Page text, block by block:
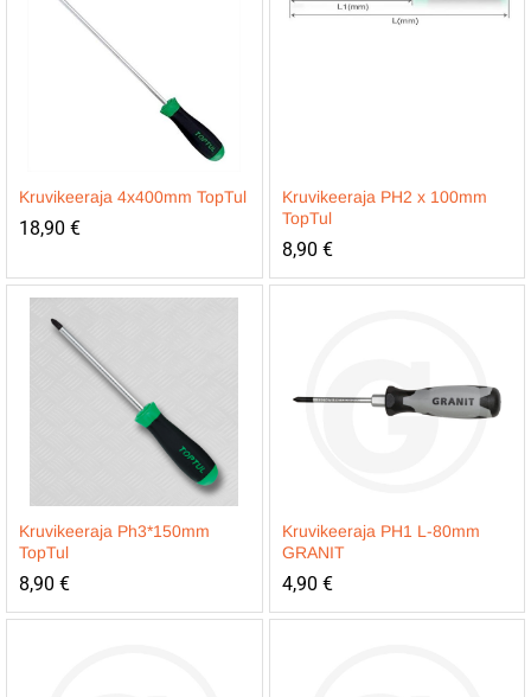
Kruvikeeraja 4x400mm TopTul
18,90 €
Kruvikeeraja PH2 x 100mm
TopTul
8,90 €
Kruvikeeraja Ph3*150mm
TopTul
8,90 €
Kruvikeeraja PH1 L-80mm
GRANIT
4,90 €